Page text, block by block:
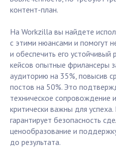
контент-план.
На Workzilla вы найдете
с этими нюансами и помогут
и обеспечить его
кейсов опытные фрилансеры
аудиторию на 35%, повысив
постов на 50%. Это
техническое сопровождение
критически важны для
гарантирует безопасность
ценообразование и
до результата.